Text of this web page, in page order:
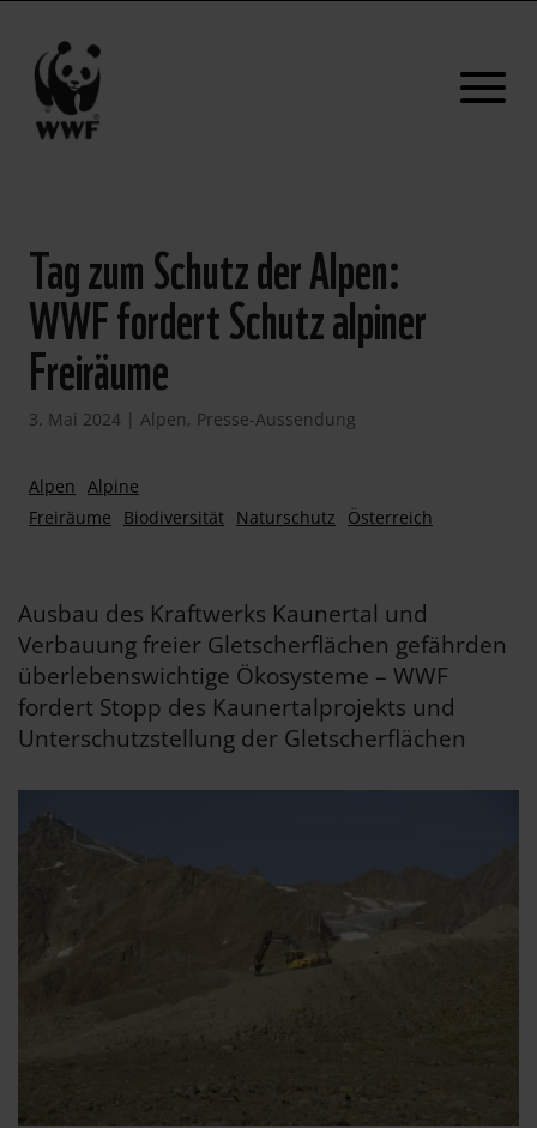
Tag zum Schutz der Alpen:
WWF fordert Schutz alpiner
Freiräume
3. Mai 2024| Alpen, Presse-Aussendung
Alpen Alpine
Freiräume
Biodiversität Naturschutz Österreich
Ausbau des Kraftwerks Kaunertal und
Verbauung freier Gletscherflächen gefährden
überlebenswichtige Ökosysteme – WWF
fordert Stopp des Kaunertalprojekts und
Unterschutzstellung der Gletscherflächen